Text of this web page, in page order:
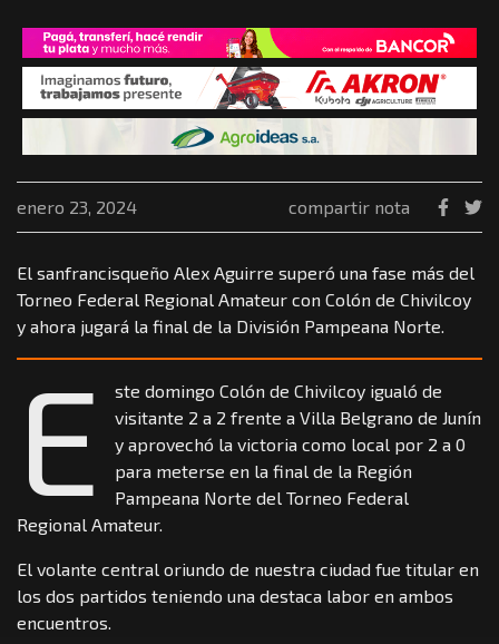
enero 23, 2024 compartir nota
El sanfrancisqueño Alex Aguirre superó una fase más del
Torneo Federal Regional Amateur con Colón de Chivilcoy
y ahora jugará la final de la División Pampeana Norte.
E
ste domingo Colón de Chivilcoy igualó de
visitante 2 a 2 frente a Villa Belgrano de Junín
y aprovechó la victoria como local por 2 a 0
para meterse en la final de la Región
Pampeana Norte del Torneo Federal
Regional Amateur.
El volante central oriundo de nuestra ciudad fue titular en
los dos partidos teniendo una destaca labor en ambos
encuentros.